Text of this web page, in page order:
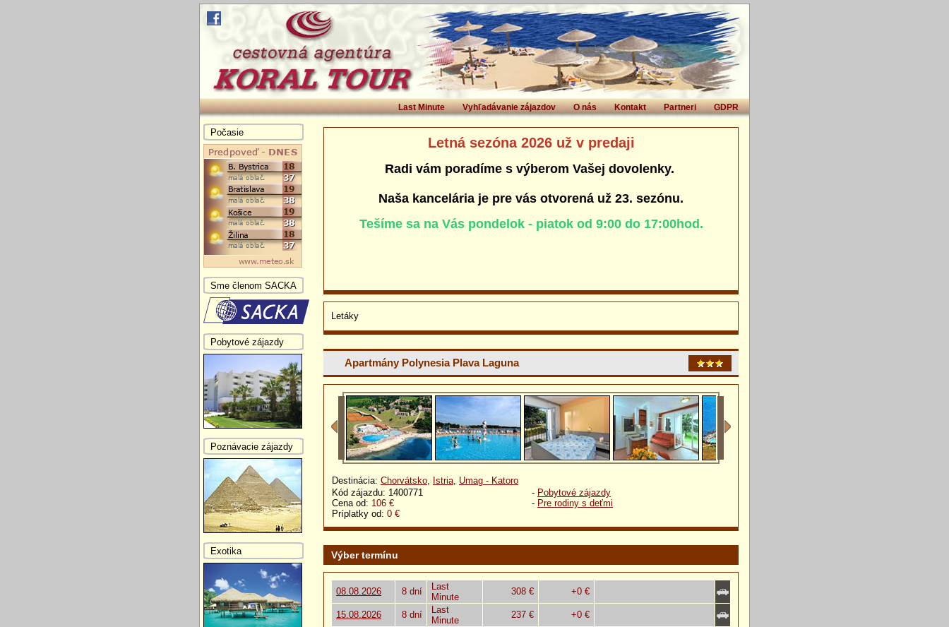
GDPR
Partneri
Kontakt
O nás
Vyhľadávanie zájazdov
Last Minute
Letná sezóna 2026 už v predaji
Radi vám poradíme s výberom Vašej dovolenky.
Naša kancelária je pre vás otvorená už 23. sezónu.
Tešíme sa na Vás pondelok - piatok od 9:00 do 17:00hod.
Letáky
Apartmány Polynesia Plava Laguna
Destinácia: Chorvátsko, Istria, Umag - Katoro
Kód zájazdu: 1400771
Cena od: 106 €
Príplatky od: 0 €
- Pobytové zájazdy
- Pre rodiny s deťmi
Výber termínu
08.08.2026 8 dní
Last
Minute
308 € +0 €
15.08.2026 8 dní
Last
Minute
237 € +0 €
Počasie
Sme členom SACKA
Pobytové zájazdy
Poznávacie zájazdy
Exotika